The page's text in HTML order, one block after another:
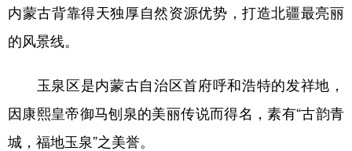
内蒙古背靠得天独厚自然资源优势，打造北疆最亮丽
的风景线。
玉泉区是内蒙古自治区首府呼和浩特的发祥地，
因康熙皇帝御马刨泉的美丽传说而得名，素有“古韵青
城，福地玉泉”之美誉。